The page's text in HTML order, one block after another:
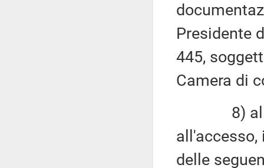
Presidente
445,
Camera di
8) alla
delle